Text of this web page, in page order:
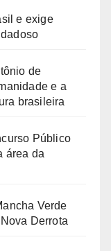
e exige
de
e a
brasileira
Público
área da
Verde
Derrota